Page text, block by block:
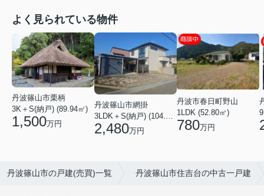
よく見られている物件
丹波篠山市栗柄
3K＋S(納戸) (89.94㎡)
1,500万円
丹波篠山市網掛
3LDK＋S(納戸) (104.34㎡)
2,480万円
丹波市春日町野山
1LDK (52.80㎡)
780万円
丹波篠山市の戸建(売買)一覧 丹波篠山市住吉台の中古一戸建